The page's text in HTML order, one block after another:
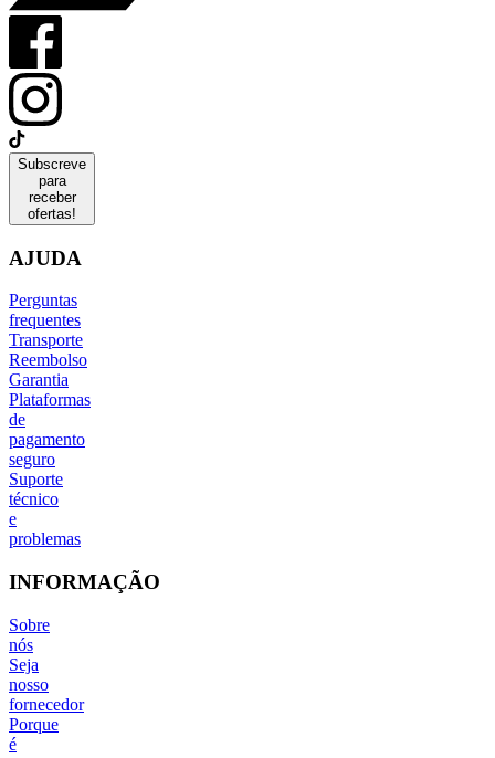
Subscreve
para
receber
ofertas!
AJUDA
Perguntas
frequentes
Transporte
Reembolso
Garantia
Plataformas
de
pagamento
seguro
Suporte
técnico
e
problemas
INFORMAÇÃO
Sobre
nós
Seja
nosso
fornecedor
Porque
é